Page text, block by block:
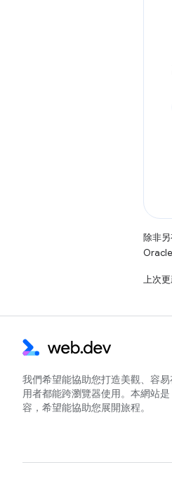
除非
上次
我們希望能協助您打造美觀、容
用者都能跨瀏覽器使用。本網站
容，希望能協助您展開旅程。